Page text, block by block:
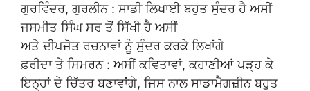
ਗੁਰਵਿੰਦਰ, ਗੁਰਲੀਨ : ਸਾਡੀ ਲਿਖਾਈ ਬਹੁਤ ਸੁੰਦਰ ਹੈ ਅਸੀਂ
ਜਸਮੀਤ ਸਿੰਘ ਸਰ ਤੋਂ ਸਿੱਖੀ ਹੈ ਅਸੀਂ
ਅਤੇ ਦੀਪਜੋਤ ਰਚਨਾਵਾਂ ਨੂੰ ਸੁੰਦਰ ਕਰਕੇ ਲਿਖਾਂਗੇ
ਫ਼ਰੀਦਾ ਤੇ ਸਿਮਰਨ : ਅਸੀਂ ਕਵਿਤਾਵਾਂ, ਕਹਾਣੀਆਂ ਪੜ੍ਹ ਕੇ
ਇਨ੍ਹਾਂ ਦੇ ਚਿੱਤਰ ਬਣਾਵਾਂਗੇ, ਜਿਸ ਨਾਲ ਸਾਡਾਮੈਗਜ਼ੀਨ ਬਹੁਤ